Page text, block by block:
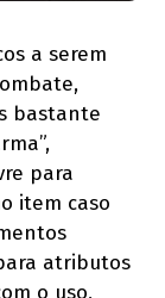
a serem
bastante
para
item caso
atributos
o uso,